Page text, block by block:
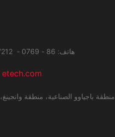
هاتف: 86 - 0769 - 23667212 فاكس: 86 - 0769 - 27285034
etech.com
منطقة باجياوو الصناعية، منطقة وانجينغ،